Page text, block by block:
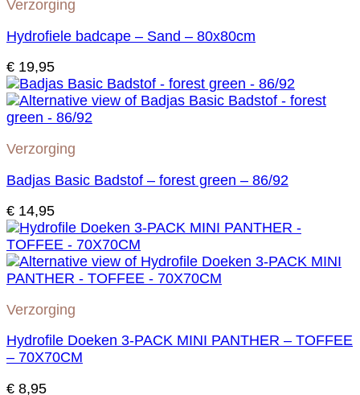
Verzorging
Hydrofiele badcape – Sand – 80x80cm
€ 19,95
Verzorging
Badjas Basic Badstof – forest green – 86/92
€ 14,95
Verzorging
Hydrofile Doeken 3-PACK MINI PANTHER – TOFFEE
– 70X70CM
€ 8,95